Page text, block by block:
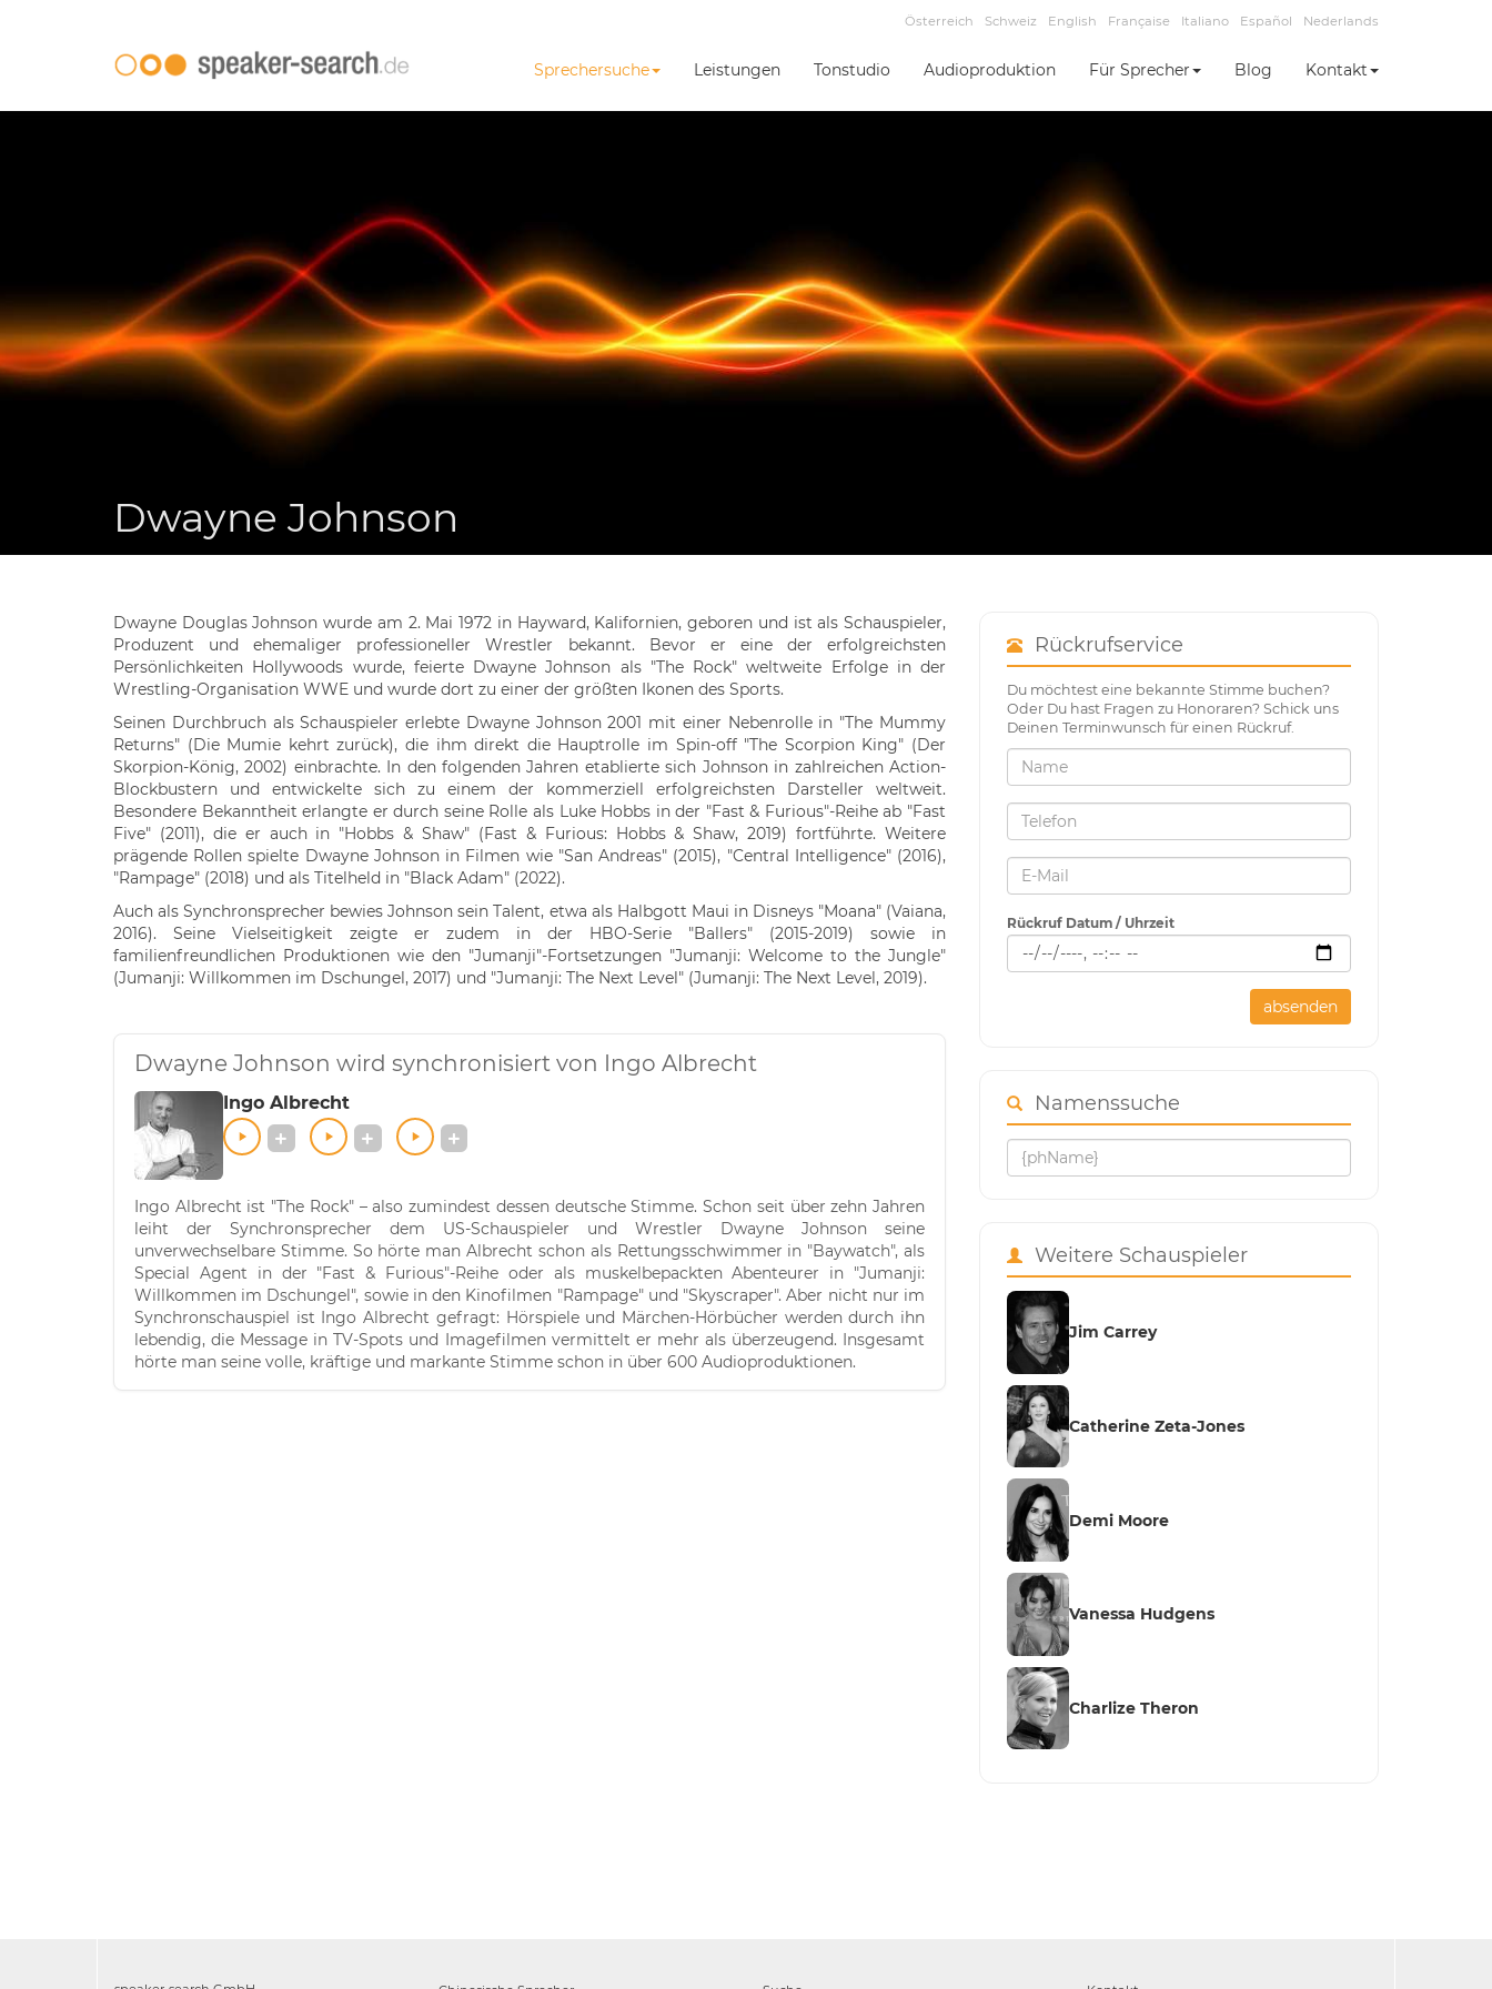
Österreich Schweiz English Française Italiano Español Nederlands
Sprechersuche Leistungen Tonstudio Audioproduktion Für Sprecher Blog Kontakt
Dwayne Johnson
Dwayne Douglas Johnson wurde am 2. Mai 1972 in Hayward, Kalifornien, geboren und ist als Schauspieler,
Produzent und ehemaliger professioneller Wrestler bekannt. Bevor er eine der erfolgreichsten
Persönlichkeiten Hollywoods wurde, feierte Dwayne Johnson als "The Rock" weltweite Erfolge in der
Wrestling-Organisation WWE und wurde dort zu einer der größten Ikonen des Sports.
Seinen Durchbruch als Schauspieler erlebte Dwayne Johnson 2001 mit einer Nebenrolle in "The Mummy
Returns" (Die Mumie kehrt zurück), die ihm direkt die Hauptrolle im Spin-off "The Scorpion King" (Der
Skorpion-König, 2002) einbrachte. In den folgenden Jahren etablierte sich Johnson in zahlreichen Action-
Blockbustern und entwickelte sich zu einem der kommerziell erfolgreichsten Darsteller weltweit.
Besondere Bekanntheit erlangte er durch seine Rolle als Luke Hobbs in der "Fast & Furious"-Reihe ab "Fast
Five" (2011), die er auch in "Hobbs & Shaw" (Fast & Furious: Hobbs & Shaw, 2019) fortführte. Weitere
prägende Rollen spielte Dwayne Johnson in Filmen wie "San Andreas" (2015), "Central Intelligence" (2016),
"Rampage" (2018) und als Titelheld in "Black Adam" (2022).
Auch als Synchronsprecher bewies Johnson sein Talent, etwa als Halbgott Maui in Disneys "Moana" (Vaiana,
2016). Seine Vielseitigkeit zeigte er zudem in der HBO-Serie "Ballers" (2015-2019) sowie in
familienfreundlichen Produktionen wie den "Jumanji"-Fortsetzungen "Jumanji: Welcome to the Jungle"
(Jumanji: Willkommen im Dschungel, 2017) und "Jumanji: The Next Level" (Jumanji: The Next Level, 2019).
Dwayne Johnson wird synchronisiert von Ingo Albrecht
Ingo Albrecht
Ingo Albrecht ist "The Rock" – also zumindest dessen deutsche Stimme. Schon seit über zehn Jahren
leiht der Synchronsprecher dem US-Schauspieler und Wrestler Dwayne Johnson seine
unverwechselbare Stimme. So hörte man Albrecht schon als Rettungsschwimmer in "Baywatch", als
Special Agent in der "Fast & Furious"-Reihe oder als muskelbepackten Abenteurer in "Jumanji:
Willkommen im Dschungel", sowie in den Kinofilmen "Rampage" und "Skyscraper". Aber nicht nur im
Synchronschauspiel ist Ingo Albrecht gefragt: Hörspiele und Märchen-Hörbücher werden durch ihn
lebendig, die Message in TV-Spots und Imagefilmen vermittelt er mehr als überzeugend. Insgesamt
hörte man seine volle, kräftige und markante Stimme schon in über 600 Audioproduktionen.
Rückrufservice
Du möchtest eine bekannte Stimme buchen?
Oder Du hast Fragen zu Honoraren? Schick uns
Deinen Terminwunsch für einen Rückruf.
Rückruf Datum / Uhrzeit
absenden
Namenssuche
Weitere Schauspieler
Jim Carrey
Catherine Zeta-Jones
Demi Moore
Vanessa Hudgens
Charlize Theron